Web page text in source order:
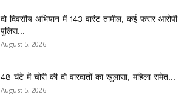
दो दिवसीय अभियान में 143 वारंट तामील, कई फरार आरोपी
पुलिस...
August 5, 2026
48 घंटे में चोरी की दो वारदातों का खुलासा, महिला समेत...
August 5, 2026